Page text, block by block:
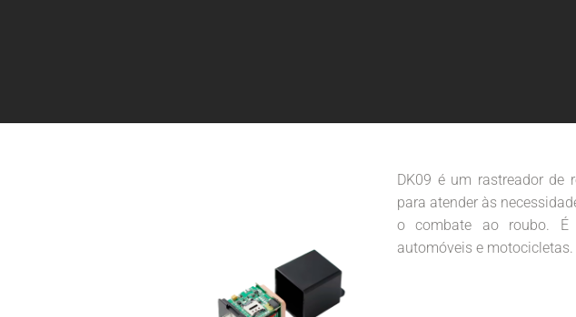
DK09 é um rastreador de
para atender às
o combate ao roubo. É
automóveis e motocicletas.